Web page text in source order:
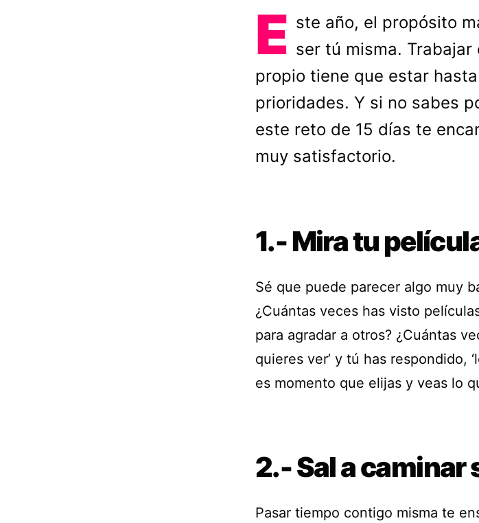
E ste año, el propósito
ser tú misma.
propio tiene que estar
prioridades. Y si no sabes
este reto de 15 días te
muy satisfactorio.
1.- Mira tu
Sé que puede parecer algo muy
¿Cuántas veces has visto
para agradar a otros? ¿Cuántas
quieres ver’ y tú has respondido,
es momento que elijas y veas lo
2.- Sal a caminar
Pasar tiempo contigo misma te